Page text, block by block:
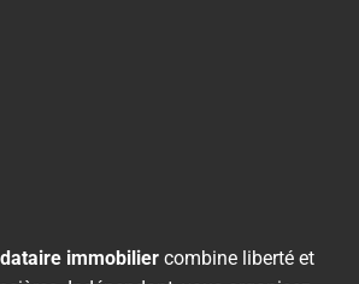
immobiliercombine liberté et